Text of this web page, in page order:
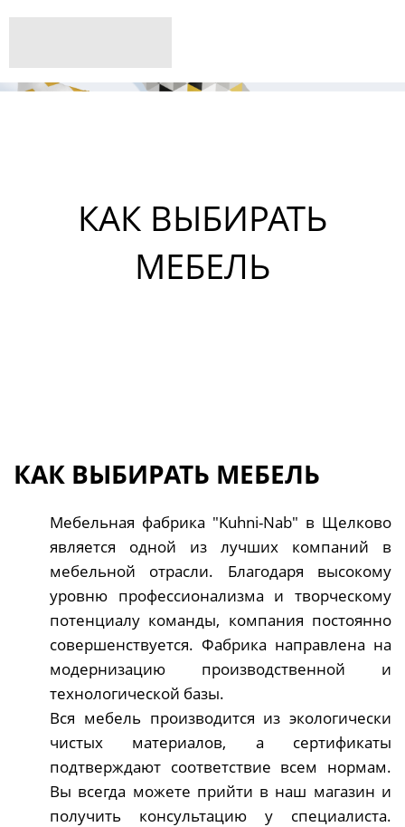
КАК ВЫБИРАТЬ
МЕБЕЛЬ
КАК ВЫБИРАТЬ МЕБЕЛЬ
Мебельная фабрика "Kuhni-Nab" в Щелково
является одной из лучших компаний в
мебельной отрасли. Благодаря высокому
уровню профессионализма и творческому
потенциалу команды, компания постоянно
совершенствуется. Фабрика направлена на
модернизацию производственной и
технологической базы.
Вся мебель производится из экологически
чистых материалов, а сертификаты
подтверждают соответствие всем нормам.
Вы всегда можете прийти в наш магазин и
получить консультацию у специалиста.